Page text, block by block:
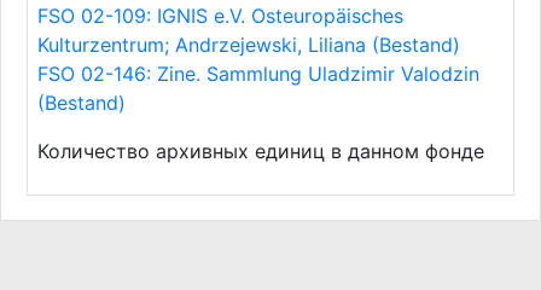
FSO 02-109: IGNIS e.V. Osteuropäisches
Kulturzentrum; Andrzejewski, Liliana (Bestand)
FSO 02-146: Zine. Sammlung Uladzimir Valodzin
(Bestand)
Количество архивных единиц в данном фонде